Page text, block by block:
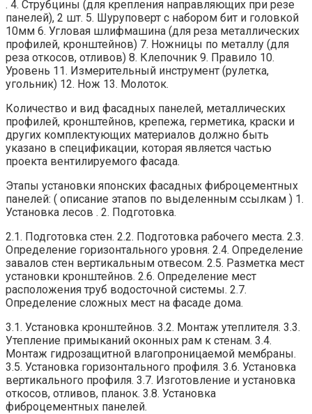
. 4. Струбцины (для крепления направляющих при резе
панелей), 2 шт. 5. Шуруповерт с набором бит и головкой
10мм 6. Угловая шлифмашина (для реза металлических
профилей, кронштейнов) 7. Ножницы по металлу (для
реза откосов, отливов) 8. Клепочник 9. Правило 10.
Уровень 11. Измерительный инструмент (рулетка,
угольник) 12. Нож 13. Молоток.
Количество и вид фасадных панелей, металлических
профилей, кронштейнов, крепежа, герметика, краски и
других комплектующих материалов должно быть
указано в спецификации, которая является частью
проекта вентилируемого фасада.
Этапы установки японских фасадных фиброцементных
панелей: ( описание этапов по выделенным ссылкам ) 1.
Установка лесов . 2. Подготовка.
2.1. Подготовка стен. 2.2. Подготовка рабочего места. 2.3.
Определение горизонтального уровня. 2.4. Определение
завалов стен вертикальным отвесом. 2.5. Разметка мест
установки кронштейнов. 2.6. Определение мест
расположения труб водосточной системы. 2.7.
Определение сложных мест на фасаде дома.
3.1. Установка кронштейнов. 3.2. Монтаж утеплителя. 3.3.
Утепление примыканий оконных рам к стенам. 3.4.
Монтаж гидрозащитной влагопроницаемой мембраны.
3.5. Установка горизонтального профиля. 3.6. Установка
вертикального профиля. 3.7. Изготовление и установка
откосов, отливов, планок. 3.8. Установка
фиброцементных панелей.